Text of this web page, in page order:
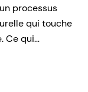
processus
qui touche
Ce qui…